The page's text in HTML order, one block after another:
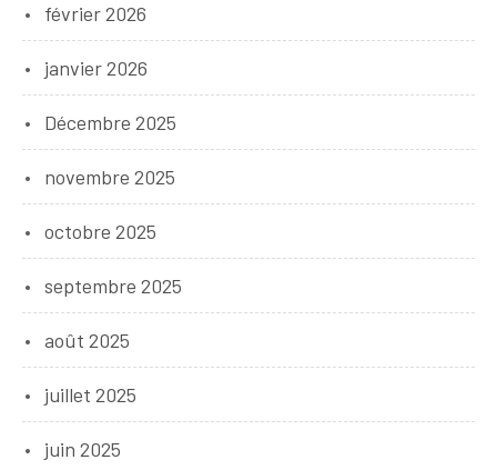
février 2026
janvier 2026
Décembre 2025
novembre 2025
octobre 2025
septembre 2025
août 2025
juillet 2025
juin 2025